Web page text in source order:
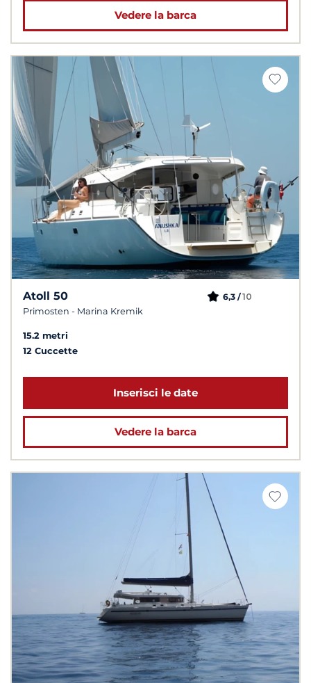
Vedere la barca
Atoll 50
Primosten - Marina Kremik
6,3 /10
15.2 metri
12 Cuccette
Inserisci le date
Vedere la barca